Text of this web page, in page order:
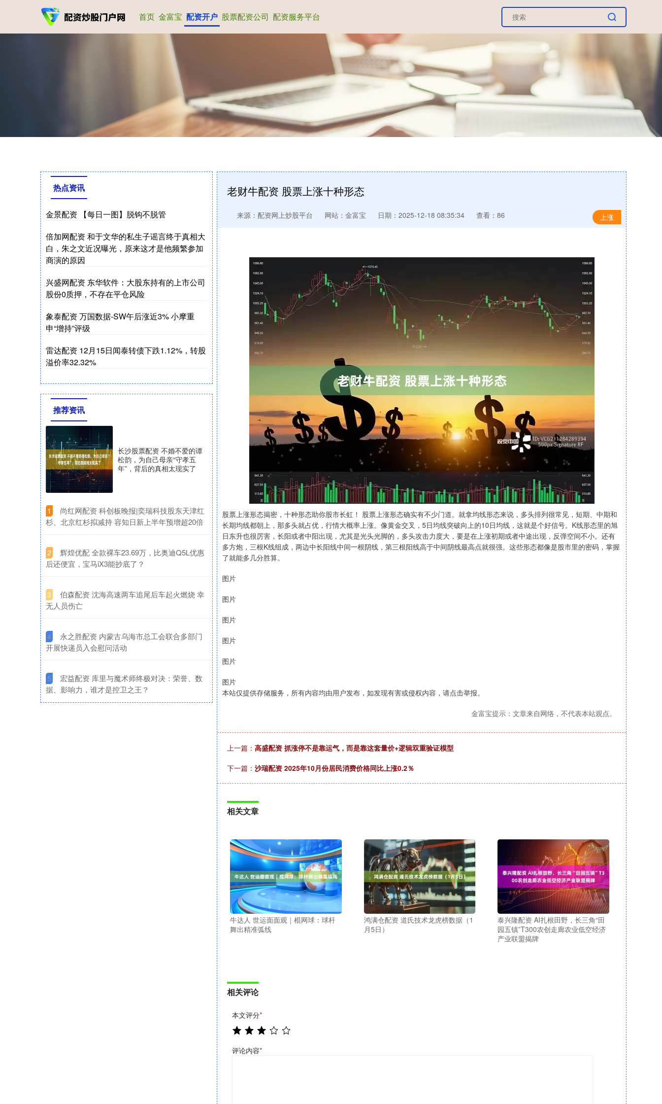
首页 金富宝 配资开户 股票配资公司 配资服务平台
老财牛配资 股票上涨十种形态
上涨
来源：配资网上炒股平台 网站：金富宝 日期：2025-12-18 08:35:34 查看：86
股票上涨形态揭密，十种形态助你股市长虹！ 股票上涨形态确实有不少门道。就拿均线形态来说，多头排列很常见，短期、中期和
长期均线都朝上，那多头就占优，行情大概率上涨。像黄金交叉，5日均线突破向上的10日均线，这就是个好信号。K线形态里的旭
日东升也很厉害，长阳或者中阳出现，尤其是光头光脚的，多头攻击力度大，要是在上涨初期或者中途出现，反弹空间不小。还有
多方炮，三根K线组成，两边中长阳线中间一根阴线，第三根阳线高于中间阴线最高点就很强。这些形态都像是股市里的密码，掌握
了就能多几分胜算。
图片
图片
图片
图片
图片
图片
本站仅提供存储服务，所有内容均由用户发布，如发现有害或侵权内容，请点击举报。
金富宝提示：文章来自网络，不代表本站观点。
上一篇： 高盛配资 抓涨停不是靠运气，而是靠这套量价+逻辑双重验证模型
下一篇： 沙瑞配资 2025年10月份居民消费价格同比上涨0.2％
相关文章
牛达人 世运面面观｜棍网球：球杆
舞出精准弧线
鸿满仓配资 道氏技术龙虎榜数据（1
月5日）
泰兴隆配资 AI扎根田野，长三角“田
园五镇”T300农创走廊农业低空经济
产业联盟揭牌
相关评论
本文评分*
评论内容*
热点资讯
金景配资 【每日一图】脱钩不脱管
倍加网配资 和于文华的私生子谣言终于真相大
白，朱之文近况曝光，原来这才是他频繁参加
商演的原因
兴盛网配资 东华软件：大股东持有的上市公司
股份0质押，不存在平仓风险
象泰配资 万国数据-SW午后涨近3% 小摩重
申“增持”评级
雷达配资 12月15日闻泰转债下跌1.12%，转股
溢价率32.32%
推荐资讯
长沙股票配资 不婚不爱的谭
松韵，为自己母亲“守孝五
年”，背后的真相太现实了
1
​尚红网配资 科创板晚报|奕瑞科技股东天津红
杉、北京红杉拟减持 容知日新上半年预增超20倍
2
​辉煌优配 全款裸车23.69万，比奥迪Q5L优惠
后还便宜，宝马iX3能抄底了？
3
​伯森配资 沈海高速两车追尾后车起火燃烧 幸
无人员伤亡
4
​永之胜配资 内蒙古乌海市总工会联合多部门
开展快递员入会慰问活动
5
​宏益配资 库里与魔术师终极对决：荣誉、数
据、影响力，谁才是控卫之王？